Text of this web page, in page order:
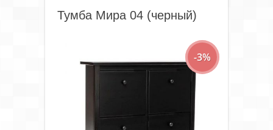
Тумба Мира 04 (черный)
-3%